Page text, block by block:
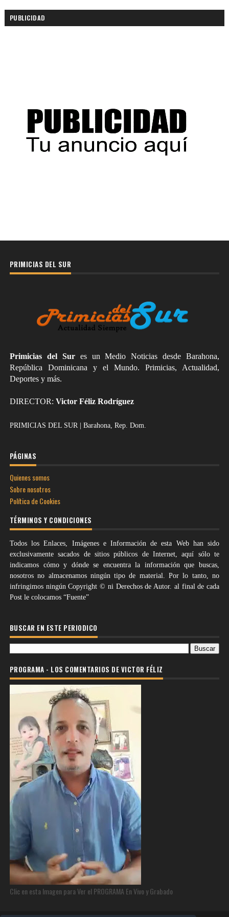
PUBLICIDAD
PRIMICIAS DEL SUR
Primicias del Sures un Medio Noticias desde Barahona,
República Dominicana y el Mundo. Primicias, Actualidad,
Deportes y más.
DIRECTOR: Victor Féliz Rodríguez
PRIMICIAS DEL SUR | Barahona, Rep. Dom.
PÁGINAS
Quienes somos
Sobre nosotros
Política de Cookies
TÉRMINOS Y CONDICIONES
Todos los Enlaces, Imágenes e Información de esta Web han sido
exclusivamente sacados de sitios públicos de Internet, aquí sólo te
indicamos cómo y dónde se encuentra la información que buscas,
nosotros no almacenamos ningún tipo de material. Por lo tanto, no
infringimos ningún Copyright © ni Derechos de Autor. al final de cada
Post le colocamos “Fuente”
BUSCAR EN ESTE PERIODICO
PROGRAMA - LOS COMENTARIOS DE VICTOR FÉLIZ
Clic en esta Imagen para Ver el PROGRAMA En Vivo y Grabado